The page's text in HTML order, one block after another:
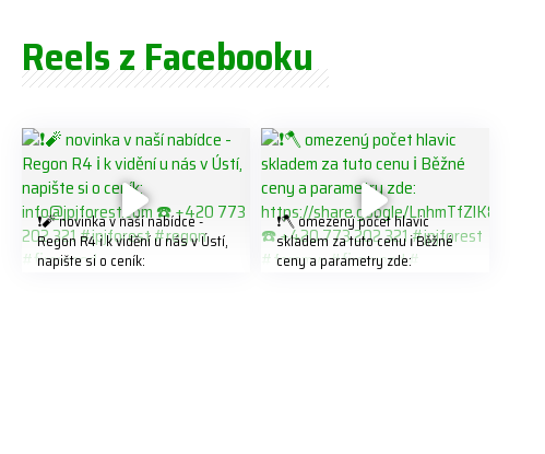
Reels z Facebooku
❗️🧨 novinka v naší nabídce -
Regon R4 ℹ️ k vidění u nás v Ústí,
napište si o ceník:
❗️🪓 omezený počet hlavic
skladem za tuto cenu ℹ️ Běžné
ceny a parametry zde: